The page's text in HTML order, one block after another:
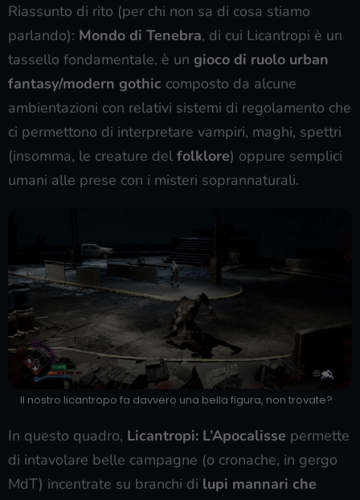
Riassunto di rito (per chi non sa di cosa stiamo
parlando): Mondo di Tenebra, di cui Licantropi è un
tassello fondamentale, è un gioco di ruolo urban
fantasy/modern gothic composto da alcune
ambientazioni con relativi sistemi di regolamento che
ci permettono di interpretare vampiri, maghi, spettri
(insomma, le creature del folklore) oppure semplici
umani alle prese con i misteri soprannaturali.
Il nostro licantropo fa davvero una bella figura, non trovate?
In questo quadro, Licantropi: L’Apocalisse permette
di intavolare belle campagne (o cronache, in gergo
MdT) incentrate su branchi di lupi mannari che